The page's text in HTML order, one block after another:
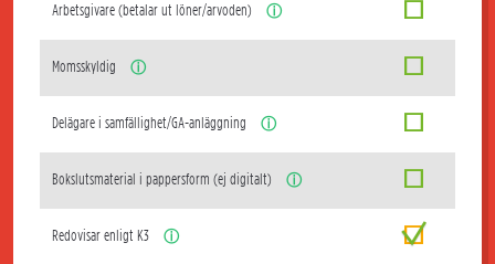
Arbetsgivare (betalar ut löner/arvoden) ⓘ
Momsskyldig ⓘ
Delägare i samfällighet/GA-anläggning ⓘ
Bokslutsmaterial i pappersform (ej digitalt) ⓘ
Redovisar enligt K3 ⓘ